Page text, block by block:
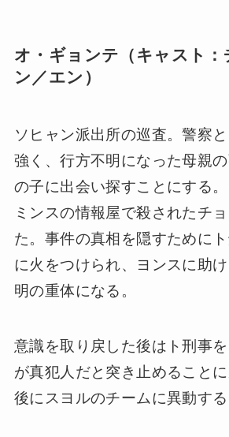
オ・ギョンテ（キャスト：
ン／エン）
ソヒャン派出所の巡査。警察
強く、行方不明になった母親
の子に出会い探すことにする
ミンスの情報屋で殺されたチ
た。事件の真相を隠すために
に火をつけられ、ヨンスに助
明の重体になる。
意識を取り戻した後はト刑事
が真犯人だと突き止めることに
後にスヨルのチームに異動する